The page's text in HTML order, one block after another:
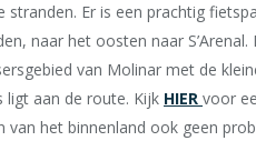
stranden. Er is een prachtig
naar het oosten naar
van Molinar met de
ligt aan de route. Kijk HIER voor
van het binnenland ook geen